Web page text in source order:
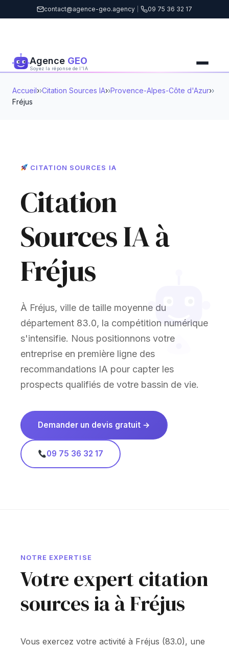
contact@agence-geo.agency 09 75 36 32 17
Agence GEO
Soyez la réponse de l'IA
Accueil› Citation Sources IA› Provence-Alpes-Côte d'Azur›
Fréjus
CITATION SOURCES IA
Citation
Sources IA à
Fréjus
À Fréjus, ville de taille moyenne du
département 83.0, la compétition numérique
s'intensifie. Nous positionnons votre
entreprise en première ligne des
recommandations IA pour capter les
prospects qualifiés de votre bassin de vie.
Demander un devis gratuit →
09 75 36 32 17
NOTRE EXPERTISE
Votre expert citation
sources ia à Fréjus
Vous exercez votre activité à Fréjus (83.0), une